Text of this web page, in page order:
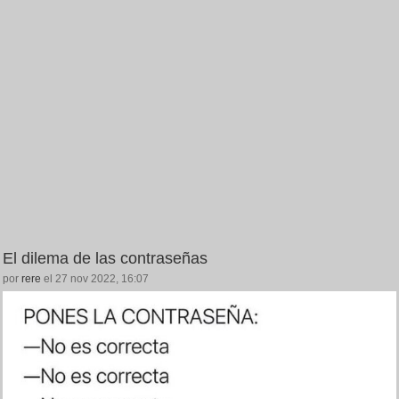
El dilema de las contraseñas
por rere el 27 nov 2022, 16:07